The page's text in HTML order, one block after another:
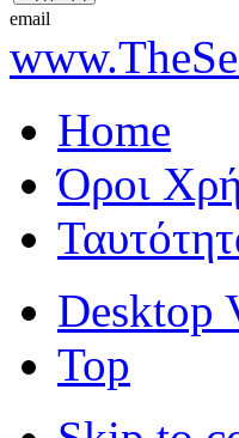
email
Home
Όροι
Desktop
Top